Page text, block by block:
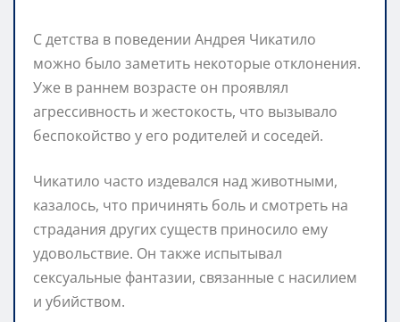
С детства в поведении Андрея Чикатило
можно было заметить некоторые отклонения.
Уже в раннем возрасте он проявлял
агрессивность и жестокость, что вызывало
беспокойство у его родителей и соседей.
Чикатило часто издевался над животными,
казалось, что причинять боль и смотреть на
страдания других существ приносило ему
удовольствие. Он также испытывал
сексуальные фантазии, связанные с насилием
и убийством.